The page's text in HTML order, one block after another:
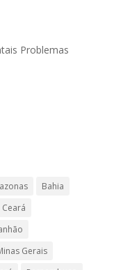
Problemas
Bahia
Ceará
Gerais